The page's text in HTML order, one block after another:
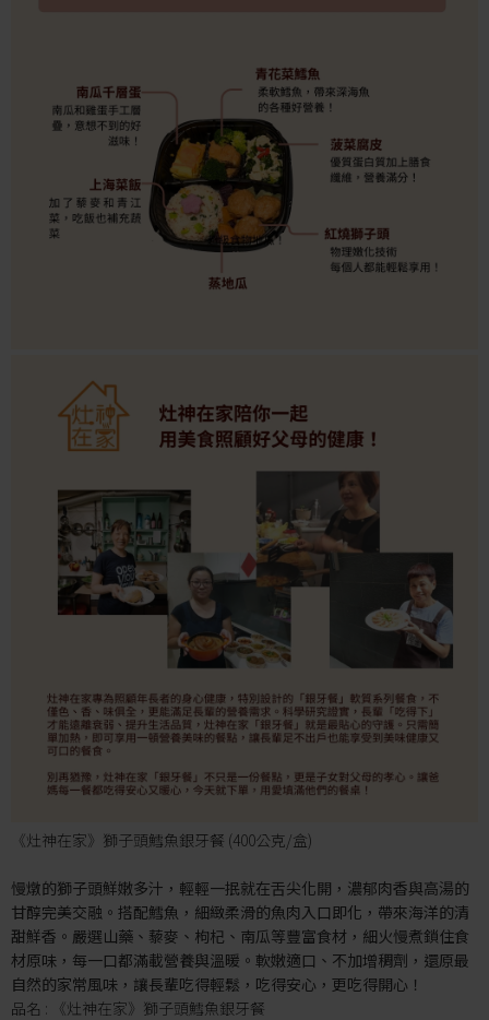
《灶神在家》獅子頭鱈魚銀牙餐 (400公克/盒)
慢燉的獅子頭鮮嫩多汁，輕輕一抿就在舌尖化開，濃郁肉香與高湯的
甘醇完美交融。搭配鱈魚，細緻柔滑的魚肉入口即化，帶來海洋的清
甜鮮香。嚴選山藥、藜麥、枸杞、南瓜等豐富食材，細火慢煮鎖住食
材原味，每一口都滿載營養與溫暖。軟嫩適口、不加增稠劑，還原最
自然的家常風味，讓長輩吃得輕鬆，吃得安心，更吃得開心！
品名 : 《灶神在家》獅子頭鱈魚銀牙餐